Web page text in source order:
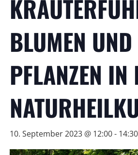
BLUMEN UND
PFLANZEN IN
10. September 2023 @ 12:00- 14:30